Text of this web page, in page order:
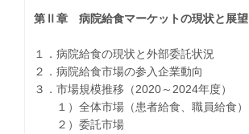
第Ⅱ章 病院給食マーケットの現状と展望
１．病院給食の現状と外部委託状況
２．病院給食市場の参入企業動向
３．市場規模推移（2020～2024年度）
１）全体市場（患者給食、職員給食）
２）委託市場